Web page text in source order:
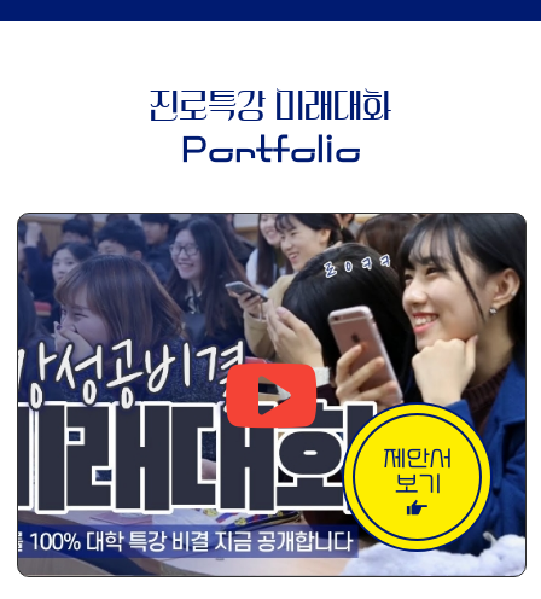
제안서
보기
진로특강 미래대화
Portfolio